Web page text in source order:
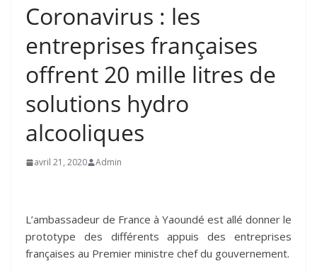
Coronavirus : les
entreprises françaises
offrent 20 mille litres de
solutions hydro
alcooliques
avril 21, 2020 Admin
L’ambassadeur de France à Yaoundé est allé donner le
prototype des différents appuis des entreprises
françaises au Premier ministre chef du gouvernement.